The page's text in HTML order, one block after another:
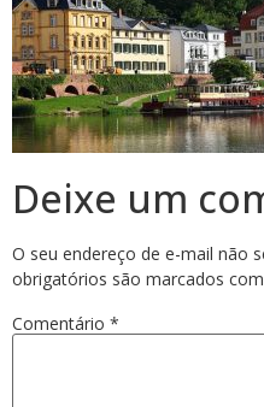
Deixe um
O seu endereço de e-mail não
obrigatórios são marcados com
Comentário *